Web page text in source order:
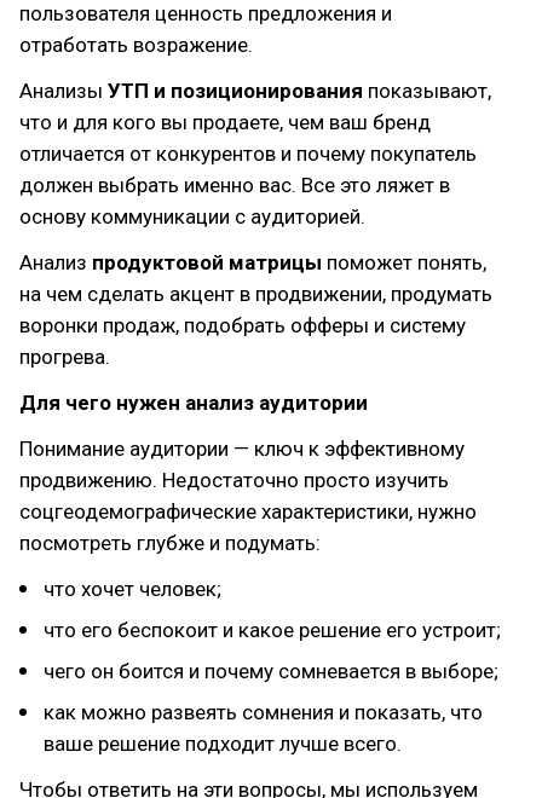
пользователя ценность предложения и
отработать возражение.
Анализы УТП и позиционирования показывают,
что и для кого вы продаете, чем ваш бренд
отличается от конкурентов и почему покупатель
должен выбрать именно вас. Все это ляжет в
основу коммуникации с аудиторией.
Анализ продуктовой матрицы поможет понять,
на чем сделать акцент в продвижении, продумать
воронки продаж, подобрать офферы и систему
прогрева.
Для чего нужен анализ аудитории
Понимание аудитории — ключ к эффективному
продвижению. Недостаточно просто изучить
соцгеодемографические характеристики, нужно
посмотреть глубже и подумать:
что хочет человек;
что его беспокоит и какое решение его устроит;
чего он боится и почему сомневается в выборе;
как можно развеять сомнения и показать, что
ваше решение подходит лучше всего.
Чтобы ответить на эти вопросы, мы используем